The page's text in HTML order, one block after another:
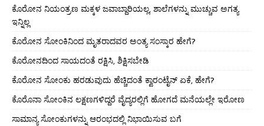
ಕೊರೋನ ನಿಯಂತ್ರಣ ಮಕ್ಕಳ ಜವಾಬ್ದಾರಿಯಲ್ಲ, ಶಾಲೆಗಳನ್ನು ಮುಚ್ಚುವ ಅಗತ್ಯ
ಇನ್ನಿಲ್ಲ
ಕೊರೋನ ಸೋಂಕಿನಿಂದ ಮೃತರಾದವರ ಅಂತ್ಯ ಸಂಸ್ಕಾರ ಹೇಗೆ?
ಕೊರೋನದಿಂದ ಸಾಯದಂತೆ ರಕ್ಷಿಸಿ, ಶಿಕ್ಷಿಸಬೇಡಿ
ಕೊರೋನ ಸೋಂಕು ಹರಡುವುದು ಹೆಚ್ಚಿದಂತೆ ಕ್ವಾರಂಟೈನ್ ಏಕೆ, ಹೇಗೆ?
ಕೊರೊನಾ ಸೋಂಕಿನ ಲಕ್ಷಣಗಳಿದ್ದರೆ ವೈದ್ಯರಲ್ಲಿಗೆ ಹೋಗದೆ ಮನೆಯಲ್ಲೇ ಇರೋಣ
ಸಾಮಾನ್ಯ ಸೋಂಕುಗಳನ್ನು ಆರಂಭದಲ್ಲಿ ನಿಭಾಯಿಸುವ ಬಗೆ